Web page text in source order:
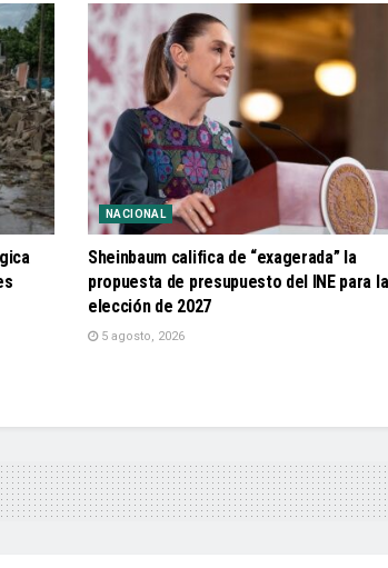
NACIONAL
Sheinbaum califica de “exagerada” la
propuesta de presupuesto del INE para la
elección de 2027
5 agosto, 2026